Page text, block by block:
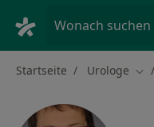
Wonach suchen
Startseite Urologe